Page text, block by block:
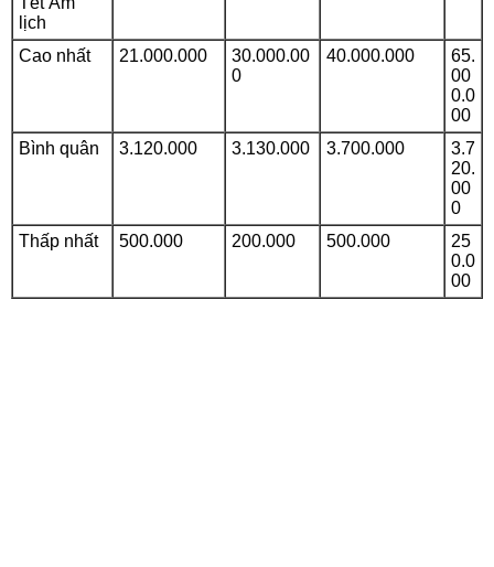
lịch
Cao nhất
21.000.000
30.000.00
0
40.000.000
65.
00
0.0
00
Bình quân
3.120.000 3.130.000 3.700.000
3.7
20.
00
0
Thấp nhất
500.000 200.000 500.000
25
0.0
00